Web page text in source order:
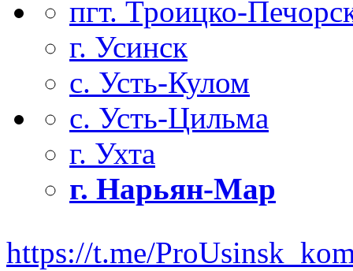
пгт. Троицко-
г. Усинск
с. Усть-Кулом
с. Усть-Цильма
г. Ухта
г. Нарьян-Мар
https://t.me/